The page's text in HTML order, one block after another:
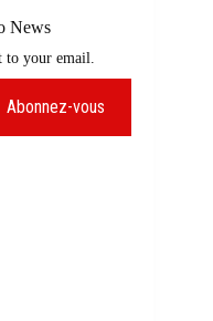
News
to your email.
Abonnez-vous